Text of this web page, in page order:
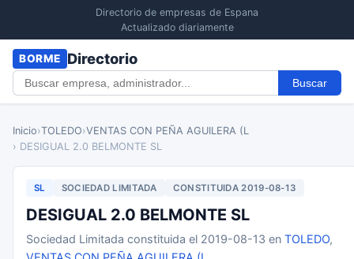
Directorio de empresas de Espana
Actualizado diariamente
BORME Directorio
Buscar
Inicio›TOLEDO›VENTAS CON PEÑA AGUILERA (L
› DESIGUAL 2.0 BELMONTE SL
SL SOCIEDAD LIMITADA CONSTITUIDA 2019-08-13
DESIGUAL 2.0 BELMONTE SL
Sociedad Limitada constituida el 2019-08-13 en TOLEDO,